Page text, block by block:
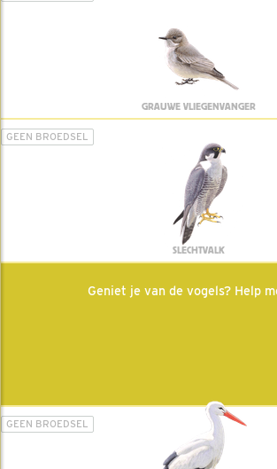
GRAUWE VLIEGENVANGER
GEEN BROEDSEL
SLECHTVALK
Geniet je van de vogels? Help
GEEN BROEDSEL